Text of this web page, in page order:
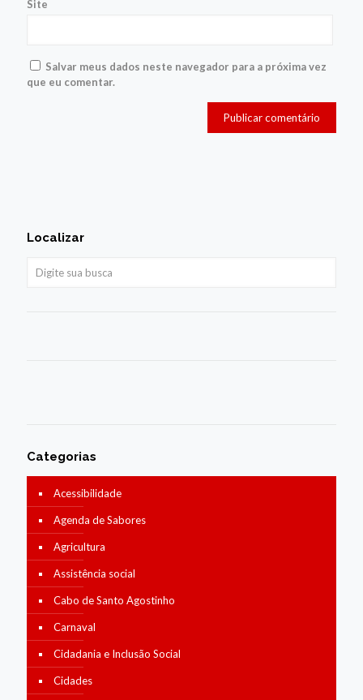
Site
Salvar meus dados neste navegador para a próxima vez
que eu comentar.
Localizar
Categorias
Acessibilidade
Agenda de Sabores
Agricultura
Assistência social
Cabo de Santo Agostinho
Carnaval
Cidadania e Inclusão Social
Cidades